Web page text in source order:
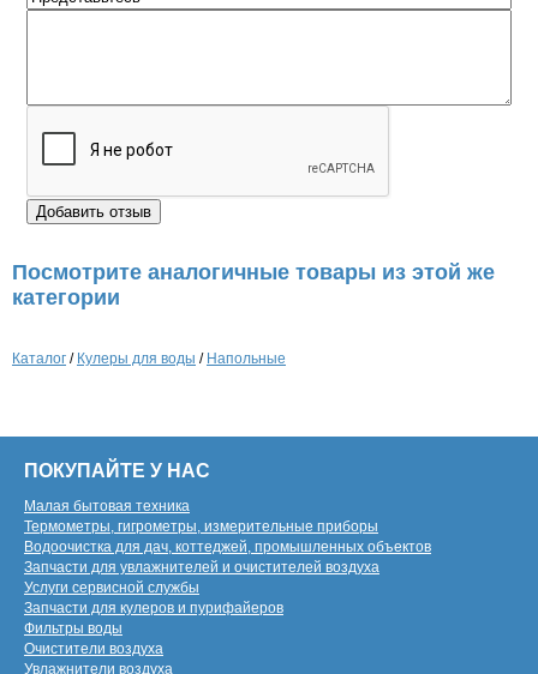
Посмотрите аналогичные товары из этой же
категории
Каталог / Кулеры для воды / Напольные
ПОКУПАЙТЕ У НАС
Малая бытовая техника
Термометры, гигрометры, измерительные приборы
Водоочистка для дач, коттеджей, промышленных объектов
Запчасти для увлажнителей и очистителей воздуха
Услуги сервисной службы
Запчасти для кулеров и пурифайеров
Фильтры воды
Очистители воздуха
Увлажнители воздуха